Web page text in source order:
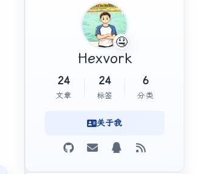
🤤
Hexvork
24
文章
24
标签
6
分类
关于我